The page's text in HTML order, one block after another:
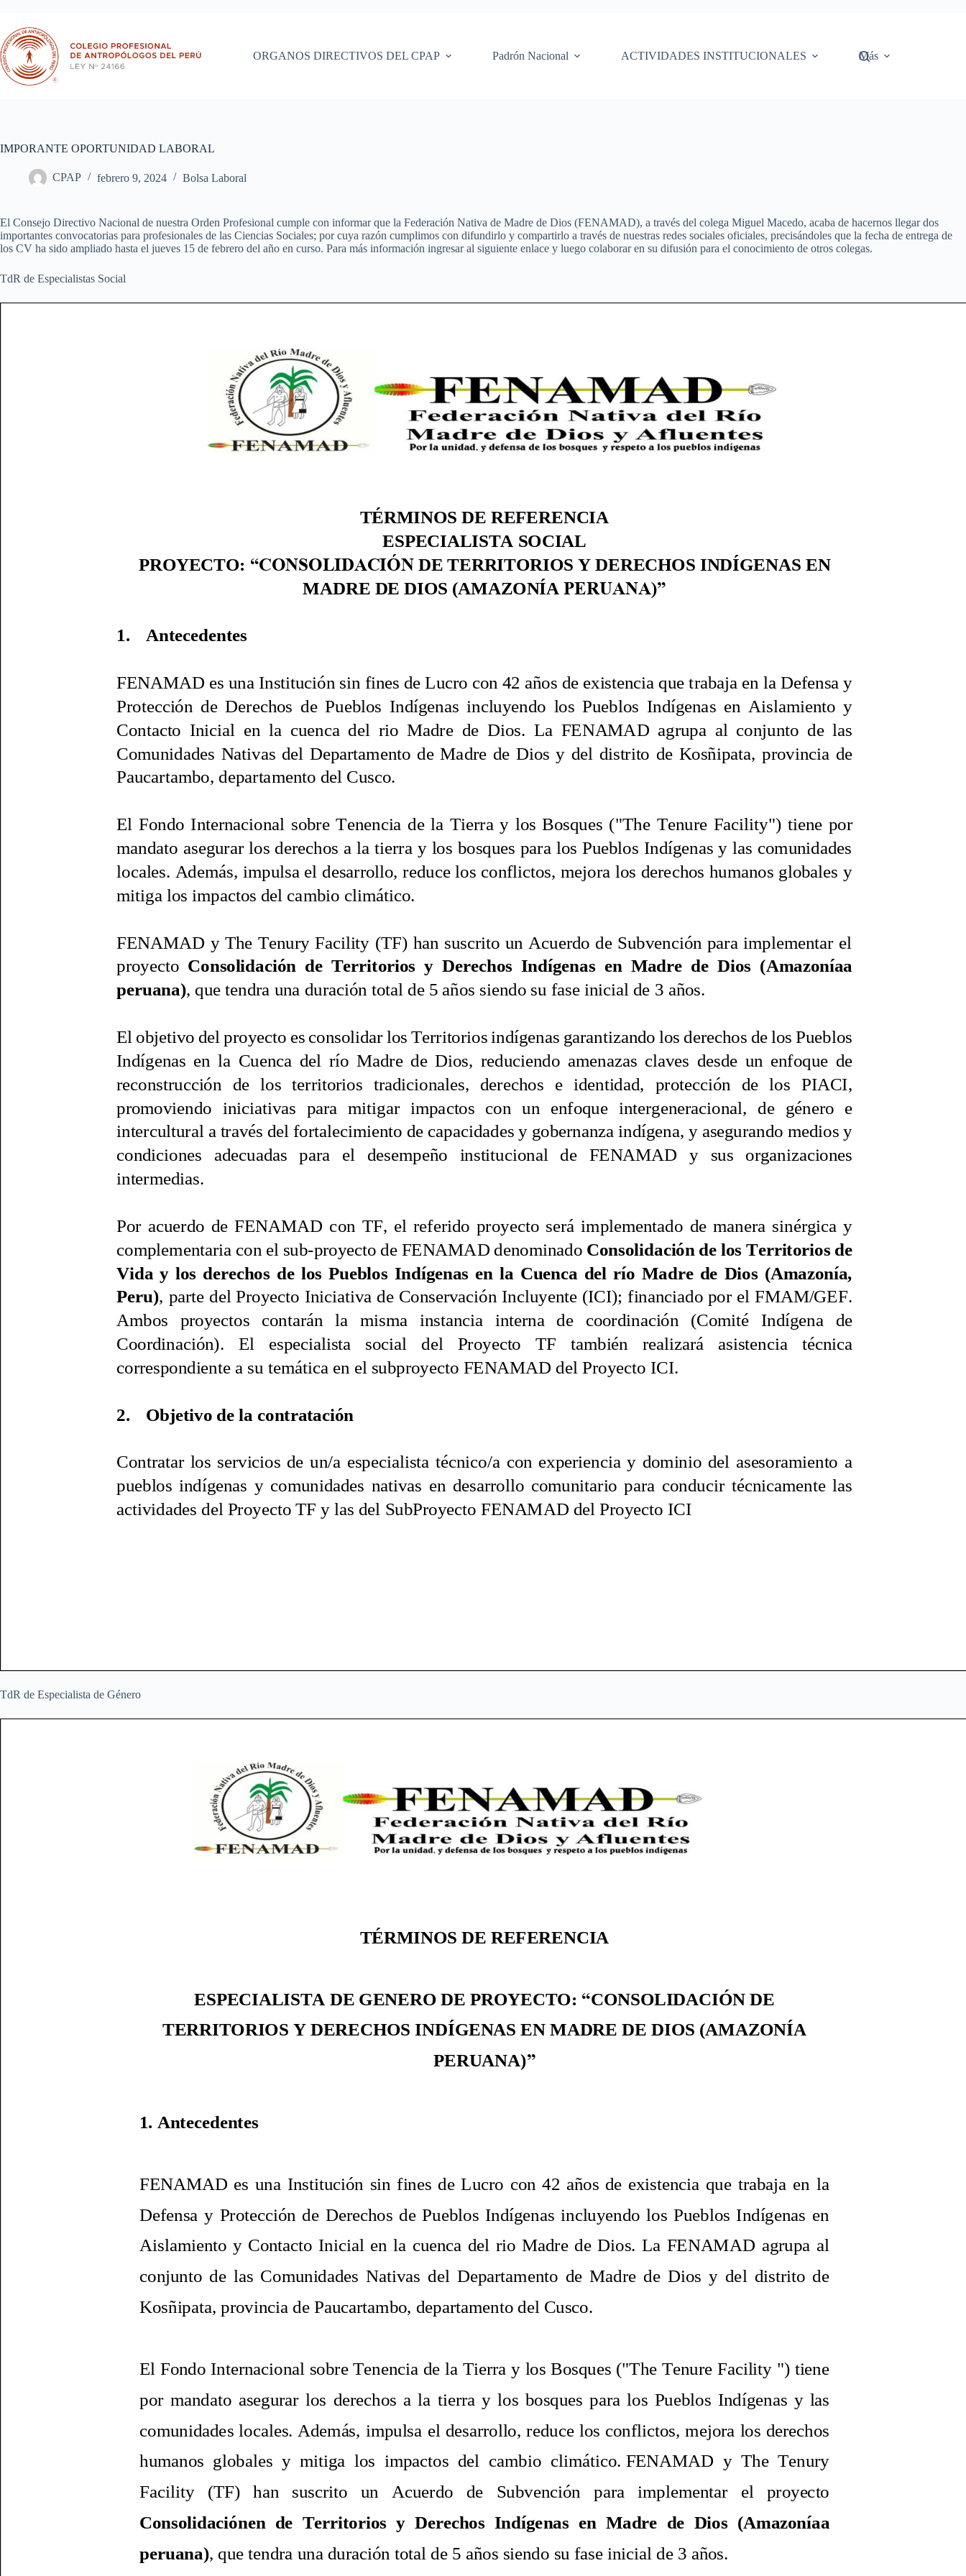
contenido
ORGANOS DIRECTIVOS DEL CPAP Padrón Nacional ACTIVIDADES INSTITUCIONALES Más
IMPORANTE OPORTUNIDAD LABORAL
CPAP febrero 9, 2024 Bolsa Laboral
El Consejo Directivo Nacional de nuestra Orden Profesional cumple con informar que la Federación Nativa de Madre de Dios (FENAMAD), a través del colega Miguel Macedo, acaba de hacernos llegar dos
importantes convocatorias para profesionales de las Ciencias Sociales; por cuya razón cumplimos con difundirlo y compartirlo a través de nuestras redes sociales oficiales, precisándoles que la fecha de entrega de
los CV ha sido ampliado hasta el jueves 15 de febrero del año en curso. Para más información ingresar al siguiente enlace y luego colaborar en su difusión para el conocimiento de otros colegas.
TdR de Especialistas Social
TdR de Especialista de Género